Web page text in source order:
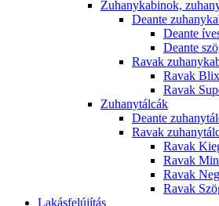
Zuhanykabinok,
Deante
Deante
Deante
Ravak
Ravak
Ravak
Zuhanytálcák
Deante
Ravak
Ravak
Ravak
Ravak
Ravak
Lakásfelújítás